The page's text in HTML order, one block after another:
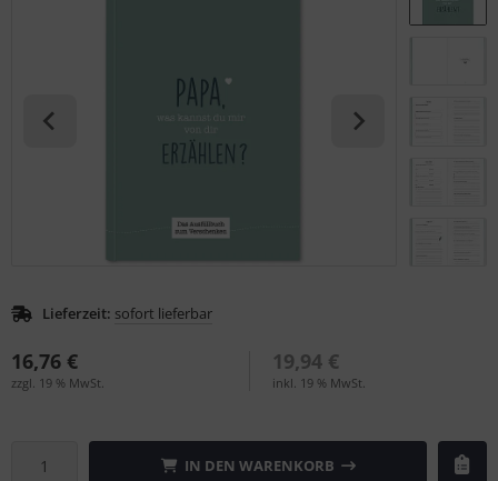
Lieferzeit: sofort lieferbar
16,76 €
zzgl. 19 % MwSt.
19,94 €
inkl. 19 % MwSt.
IN DEN WARENKORB